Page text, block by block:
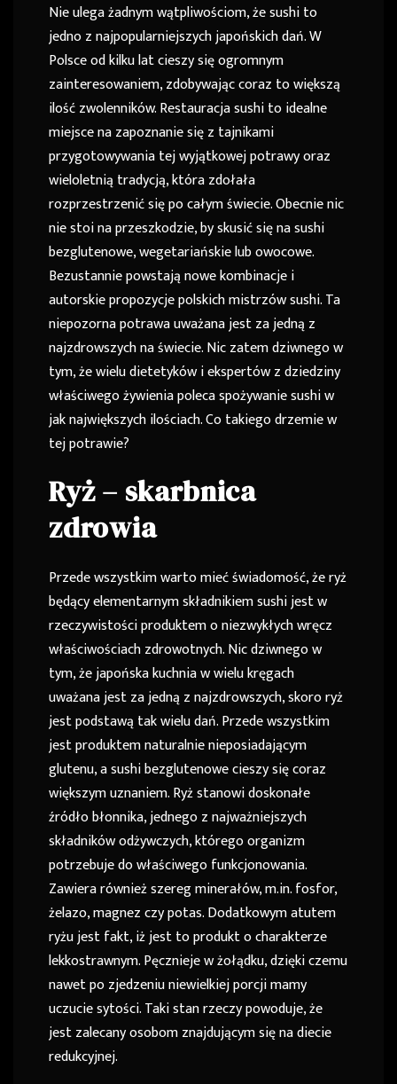
Nie ulega żadnym wątpliwościom, że sushi to
jedno z najpopularniejszych japońskich dań. W
Polsce od kilku lat cieszy się ogromnym
zainteresowaniem, zdobywając coraz to większą
ilość zwolenników. Restauracja sushi to idealne
miejsce na zapoznanie się z tajnikami
przygotowywania tej wyjątkowej potrawy oraz
wieloletnią tradycją, która zdołała
rozprzestrzenić się po całym świecie. Obecnie nic
nie stoi na przeszkodzie, by skusić się na sushi
bezglutenowe, wegetariańskie lub owocowe.
Bezustannie powstają nowe kombinacje i
autorskie propozycje polskich mistrzów sushi. Ta
niepozorna potrawa uważana jest za jedną z
najzdrowszych na świecie. Nic zatem dziwnego w
tym, że wielu dietetyków i ekspertów z dziedziny
właściwego żywienia poleca spożywanie sushi w
jak największych ilościach. Co takiego drzemie w
tej potrawie?
Ryż – skarbnica
zdrowia
Przede wszystkim warto mieć świadomość, że ryż
będący elementarnym składnikiem sushi jest w
rzeczywistości produktem o niezwykłych wręcz
właściwościach zdrowotnych. Nic dziwnego w
tym, że japońska kuchnia w wielu kręgach
uważana jest za jedną z najzdrowszych, skoro ryż
jest podstawą tak wielu dań. Przede wszystkim
jest produktem naturalnie nieposiadającym
glutenu, a sushi bezglutenowe cieszy się coraz
większym uznaniem. Ryż stanowi doskonałe
źródło błonnika, jednego z najważniejszych
składników odżywczych, którego organizm
potrzebuje do właściwego funkcjonowania.
Zawiera również szereg minerałów, m.in. fosfor,
żelazo, magnez czy potas. Dodatkowym atutem
ryżu jest fakt, iż jest to produkt o charakterze
lekkostrawnym. Pęcznieje w żołądku, dzięki czemu
nawet po zjedzeniu niewielkiej porcji mamy
uczucie sytości. Taki stan rzeczy powoduje, że
jest zalecany osobom znajdującym się na diecie
redukcyjnej.